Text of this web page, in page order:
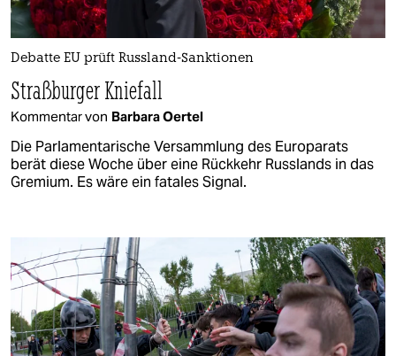
Debatte EU prüft Russland-Sanktionen
Straßburger Kniefall
Kommentar von Barbara Oertel
Die Parlamentarische Versammlung des Europarats
berät diese Woche über eine Rückkehr Russlands in das
Gremium. Es wäre ein fatales Signal.